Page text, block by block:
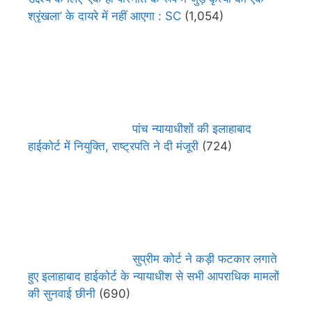
श्रृंखला’ के दायरे में नहीं आएगा : SC (1,054)
पांच न्यायाधीशों की इलाहाबाद
हाईकोर्ट में नियुक्ति, राष्ट्रपति ने दी मंजूरी (724)
सुप्रीम कोर्ट ने कड़ी फटकार लगाते
हुए इलाहाबाद हाईकोर्ट के न्यायाधीश से सभी आपराधिक मामलों
की सुनवाई छीनी (690)